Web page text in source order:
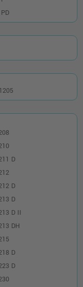
D
D
D
D II
DH
D
D